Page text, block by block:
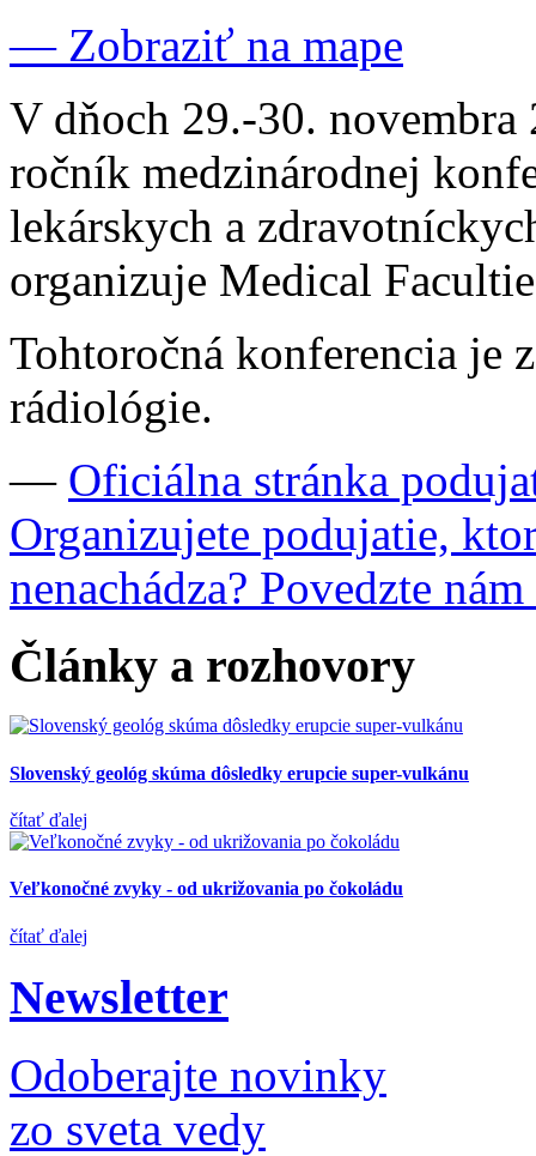
— Zobraziť na mape
V dňoch 29.-30.
ročník medzinárodnej
lekárskych a
organizuje Medical
Tohtoročná konferencia je
rádiológie.
— Oficiálna stránka
Organizujete podujatie,
nenachádza? Povedzte
Články a rozhovory
Slovenský geológ skúma dôsledky erupcie super-vulkánu
čítať ďalej
Veľkonočné zvyky - od ukrižovania po čokoládu
čítať ďalej
Newsletter
Odoberajte novinky
zo sveta vedy